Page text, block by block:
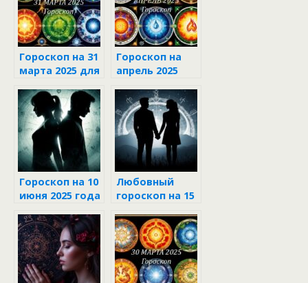
Гороскоп на 31
марта 2025 для
зодиака
Гороскоп на
апрель 2025
знаков
зодиака
Гороскоп на 10
июня 2025 года
знака зодиака
Любовный
гороскоп на 15
всех знаков
зодиака